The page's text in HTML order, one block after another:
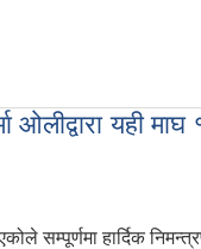
ओलीद्वारा यही
सम्पूर्णमा हार्दिक